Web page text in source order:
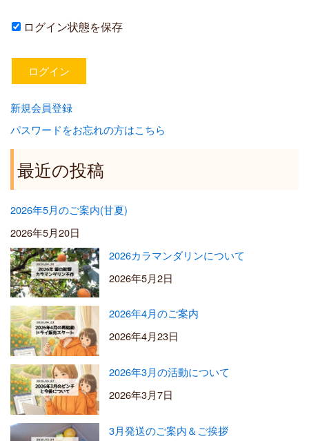
ログイン状態を保存
新規会員登録
パスワードをお忘れの方はこちら
最近の投稿
2026年5月のご案内(甘夏)
2026年5月20日
2026カラマンダリンについて
2026年5月2日
2026年4月のご案内
2026年4月23日
2026年3月の活動について
2026年3月7日
3月発送のご案内＆ご挨拶